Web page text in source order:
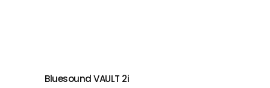
PIEVIENOT GROZAM
Bluesound VAULT 2i